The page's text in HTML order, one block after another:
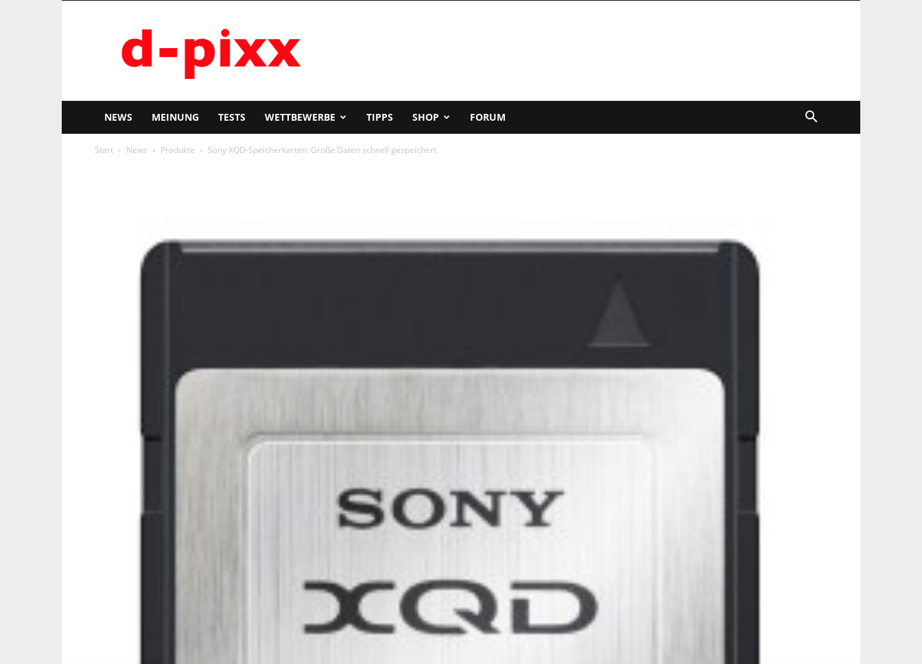
pixx
NEWS MEINUNG TESTS WETTBEWERBE TIPPS SHOP FORUM
Start News Produkte Sony XQD-Speicherkarten: Große Daten schnell gespeichert